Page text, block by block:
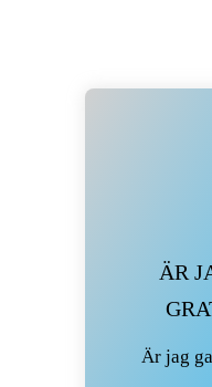
ÄR
Är jag